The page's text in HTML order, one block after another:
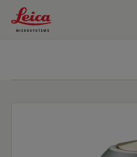
Leica Microsystems Logo